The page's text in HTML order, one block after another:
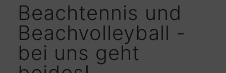
Beachtennis und
Beachvolleyball -
bei uns geht